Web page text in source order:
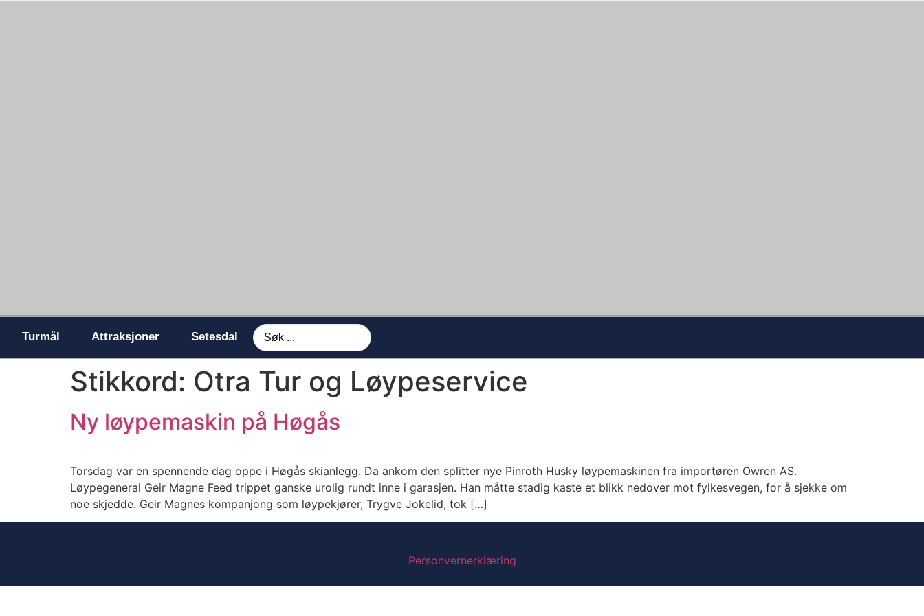
Turmål Attraksjoner Setesdal
Stikkord: Otra Tur og Løypeservice
Ny løypemaskin på Høgås
Torsdag var en spennende dag oppe i Høgås skianlegg. Da ankom den splitter nye Pinroth Husky løypemaskinen fra importøren Owren AS.
Løypegeneral Geir Magne Feed trippet ganske urolig rundt inne i garasjen. Han måtte stadig kaste et blikk nedover mot fylkesvegen, for å sjekke om
noe skjedde. Geir Magnes kompanjong som løypekjører, Trygve Jokelid, tok […]
Personvernerklæring